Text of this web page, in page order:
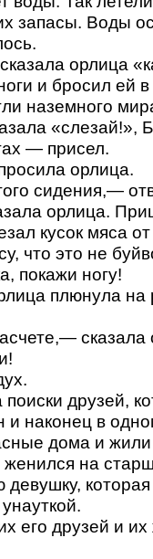
запасы. Воды
орлица
и бросил ей в
наземного
— присел.
орлица.
сидения,—
орлица.
кусок мяса
что это не
покажи ногу!
плюнула на
друзей,
и наконец в
дома и
на
его друзей и